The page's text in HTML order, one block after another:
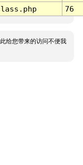
76
给您带来的访问不便我